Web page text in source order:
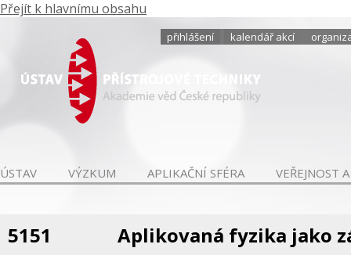
Přejít k hlavnímu obsahu
přihlášení kalendář akcí
ÚSTAV VÝZKUM APLIKAČNÍ SFÉRA VEŘEJNOST
5151 Aplikovaná fyzika jako